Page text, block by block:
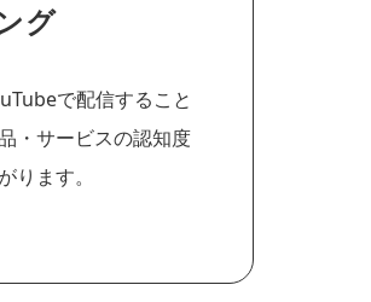
グ
で配信すること
・サービスの認知度
ます。